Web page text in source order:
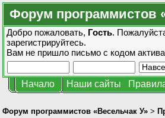
Форум программистов
Добро пожаловать, Гость.
зарегистрируйтесь.
Вам не пришло письмо с кодом
Начало Наши сайты
Форум программистов «Весельчак У» >